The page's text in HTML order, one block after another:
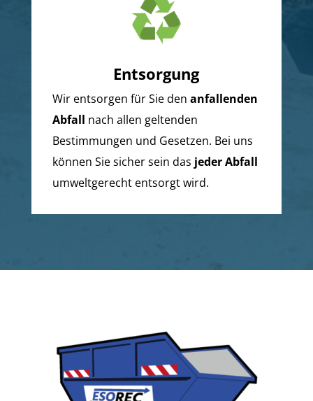
Entsorgung
Wir entsorgen für Sie den anfallenden
Abfall nach allen geltenden
Bestimmungen und Gesetzen. Bei uns
können Sie sicher sein das jeder Abfall
umweltgerecht entsorgt wird.